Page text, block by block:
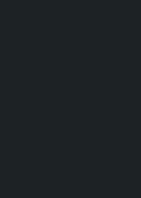
प्रदेश
उपस्थिति